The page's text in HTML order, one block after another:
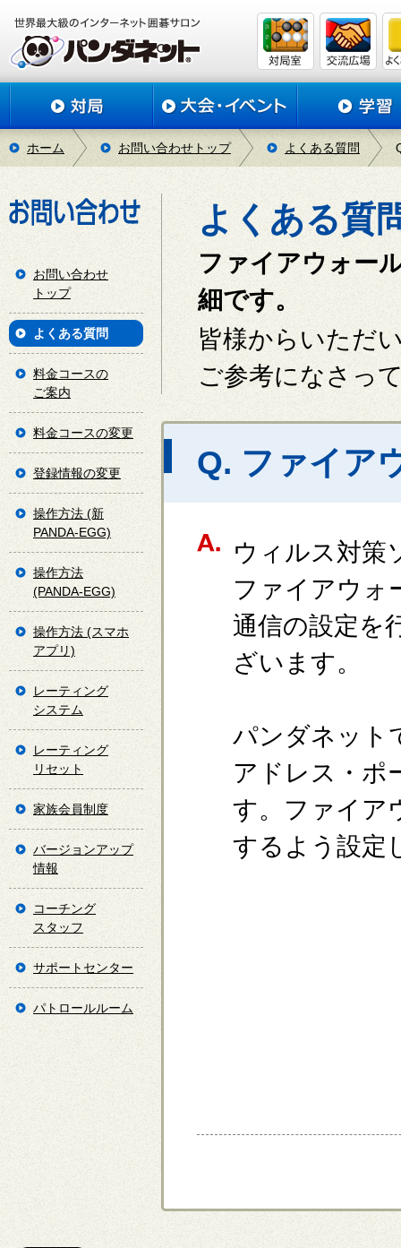
ホーム お問い合わせトップ よくある質問
よくある質
ファイアウォー
細です。
皆様からいただ
ご参考になさっ
Q. ファイア
ウィルス対策
ファイアウォ
通信の設定を
ざいます。
パンダネット
アドレス・ポ
す。ファイア
するよう設定
お問い合わせ
トップ
よくある質問
料金コースの
ご案内
料金コースの変更
登録情報の変更
操作方法 (新
PANDA-EGG)
操作方法
(PANDA-EGG)
操作方法 (スマホ
アプリ)
レーティング
システム
レーティング
リセット
家族会員制度
バージョンアップ
情報
コーチング
スタッフ
サポートセンター
パトロールルーム